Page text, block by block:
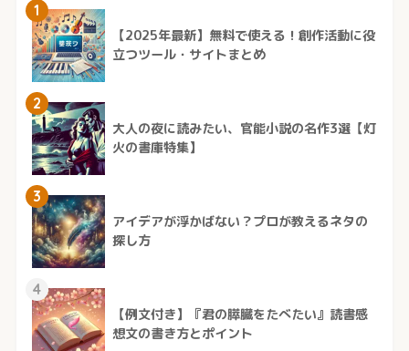
1
【2025年最新】無料で使える！創作活動に役
立つツール・サイトまとめ
2
大人の夜に読みたい、官能小説の名作3選【灯
火の書庫特集】
3
アイデアが浮かばない？プロが教えるネタの
探し方
4
【例文付き】『君の膵臓をたべたい』読書感
想文の書き方とポイント